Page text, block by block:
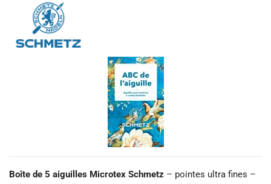
Boîte de 5 aiguilles Microtex Schmetz – pointes ultra fines –